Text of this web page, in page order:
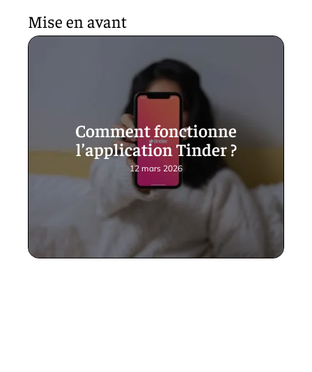
Mise en avant
Comment fonctionne
l’application Tinder ?
12 mars 2026